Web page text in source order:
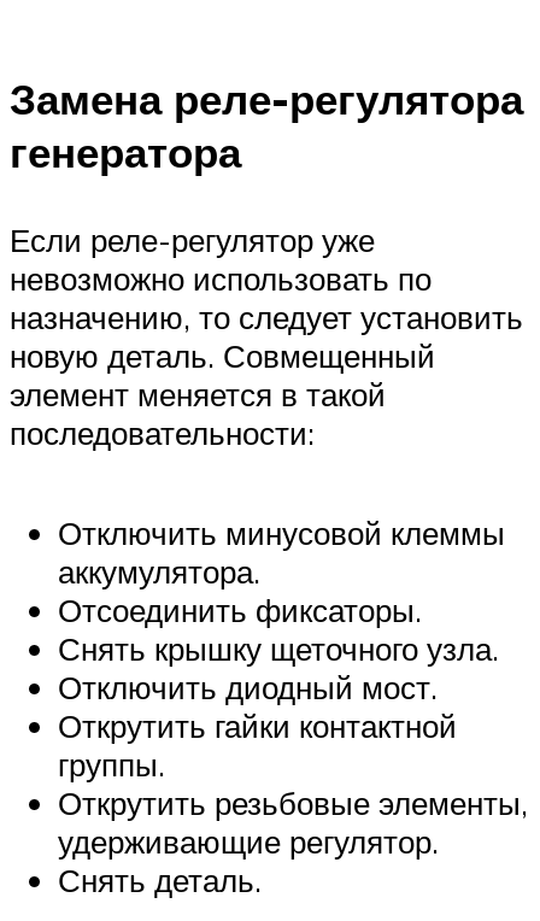
Замена реле-регулятора
генератора
Если реле-регулятор уже
невозможно использовать по
назначению, то следует установить
новую деталь. Совмещенный
элемент меняется в такой
последовательности:
Отключить минусовой клеммы
аккумулятора.
Отсоединить фиксаторы.
Снять крышку щеточного узла.
Отключить диодный мост.
Открутить гайки контактной
группы.
Открутить резьбовые элементы,
удерживающие регулятор.
Снять деталь.